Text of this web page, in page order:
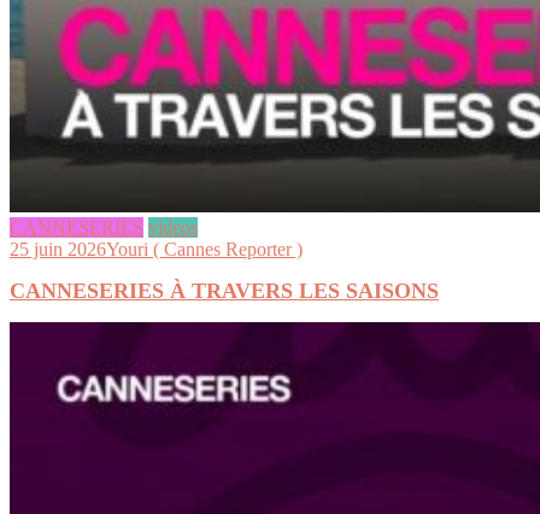
CANNESERIES videos
25 juin 2026Youri ( Cannes Reporter )
CANNESERIES À TRAVERS LES SAISONS